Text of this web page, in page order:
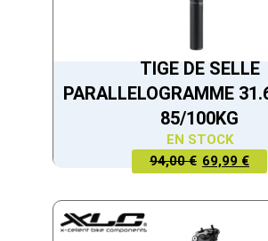
TIGE DE SELLE
PARALLELOGRAMME
85/100KG
EN STOCK
94,00 €
LE PRIX
ÉTAIT :
94,00 €.
69,99 €
LE PRIX
EST :
69,99 €.